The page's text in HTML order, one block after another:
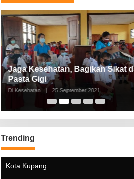
Jaga Kesehatan, Bagikan Sikat
Pasta Gigi
Di Kesehatan | 25 September 2021
Trending
Kota Kupang